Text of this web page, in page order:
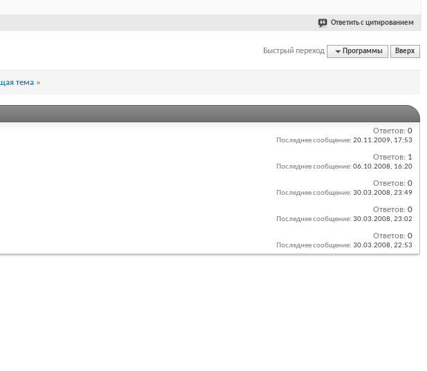
Ответить с цитированием
Быстрый переход Программы Вверх
тема »
Ответов: 0
Последнее сообщение: 20.11.2009, 17:53
Ответов: 1
Последнее сообщение: 06.10.2008, 16:20
Ответов: 0
Последнее сообщение: 30.03.2008, 23:49
Ответов: 0
Последнее сообщение: 30.03.2008, 23:02
Ответов: 0
Последнее сообщение: 30.03.2008, 22:53